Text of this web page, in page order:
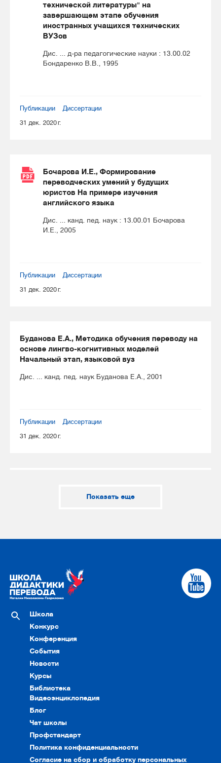
технической литературы" на
завершающем этапе обучения
иностранных учащихся технических
ВУЗов
Дис. ... д-ра педагогические науки : 13.00.02
Бондаренко В.В., 1995
Публикации
Диссертации
31 дек. 2020 г.
Бочарова И.Е., Формирование
переводческих умений у будущих
юристов На примере изучения
английского языка
Дис. ... канд. пед. наук : 13.00.01 Бочарова
И.Е., 2005
Публикации
Диссертации
31 дек. 2020 г.
Буданова Е.А., Методика обучения переводу на
основе лингво-когнитивных моделей
Начальный этап, языковой вуз
Дис. ... канд. пед. наук Буданова Е.А., 2001
Публикации
Диссертации
31 дек. 2020 г.
Показать еще
Школа
Конкурс
Конференция
События
Новости
Курсы
Библиотека
Видеоэнциклопедия
Блог
Чат школы
Профстандарт
Политика конфиденциальности
Согласие на сбор и обработку персональных